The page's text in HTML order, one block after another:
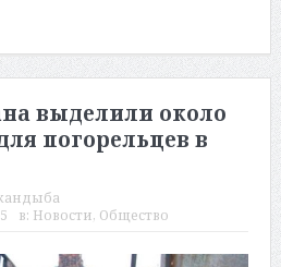
выделили около
погорельцев в
в: Новости, Общество